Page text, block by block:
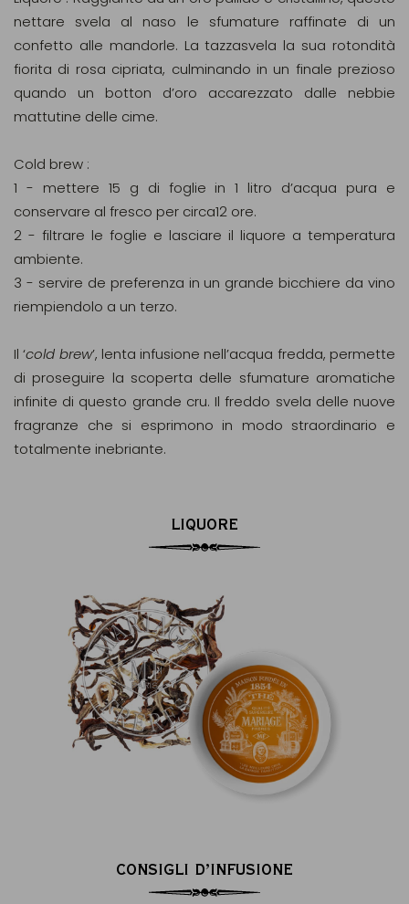
nettare svela al naso le sfumature raffinate di un
confetto alle mandorle. La tazzasvela la sua rotondità
fiorita di rosa cipriata, culminando in un finale prezioso
quando un botton d’oro accarezzato dalle nebbie
mattutine delle cime.
Cold brew :
1 - mettere 15 g di foglie in 1 litro d’acqua pura e
conservare al fresco per circa12 ore.
2 - filtrare le foglie e lasciare il liquore a temperatura
ambiente.
3 - servire de preferenza in un grande bicchiere da vino
riempiendolo a un terzo.
Il ‘cold brew’, lenta infusione nell’acqua fredda, permette
di proseguire la scoperta delle sfumature aromatiche
infinite di questo grande cru. Il freddo svela delle nuove
fragranze che si esprimono in modo straordinario e
totalmente inebriante.
LIQUORE
CONSIGLI D’INFUSIONE